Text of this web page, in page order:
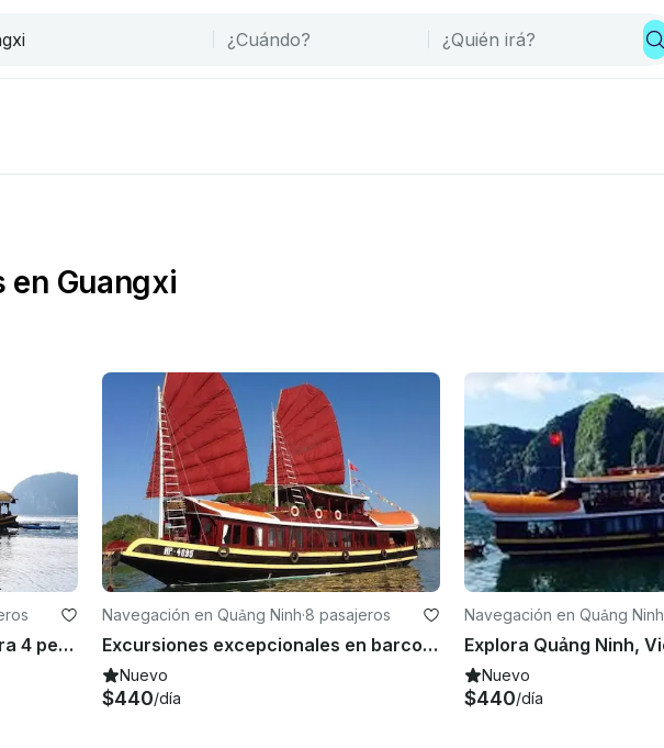
en Guangxi
Velero en barco de basura para 4 personas en Ha Long, Vietnam
Navegación en Quảng Ninh·8 pasajeros
Excursiones excepcionales en barco en Quảng Ninh, Vietnam, en goleta
Nuevo
$440/día
Navegación en Quảng Ninh
Nuevo
$440/día